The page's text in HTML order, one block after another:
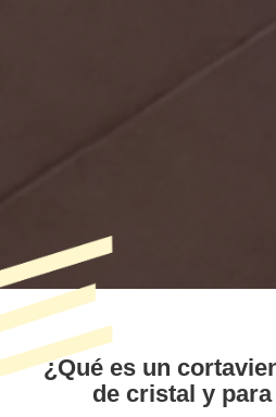
¿Qué es un
de cristal y